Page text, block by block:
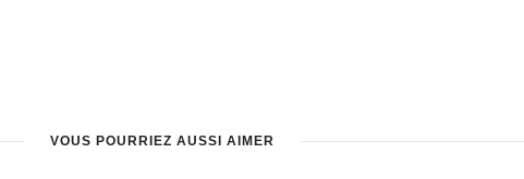
VOUS POURRIEZ AUSSI AIMER